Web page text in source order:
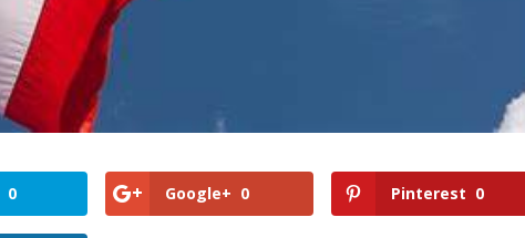
0 Google+ 0 Pinterest 0